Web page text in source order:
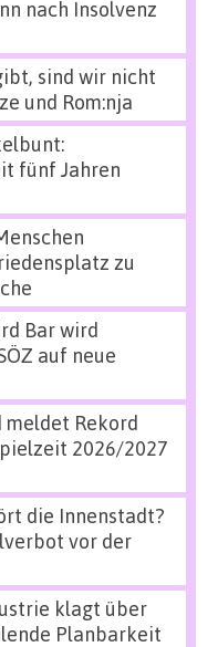
nach Insolvenz
sind wir nicht
und Rom:nja
fünf Jahren
zu
Bar wird
auf neue
Rekord
2026/2027
die Innenstadt?
vor der
klagt über
Planbarkeit